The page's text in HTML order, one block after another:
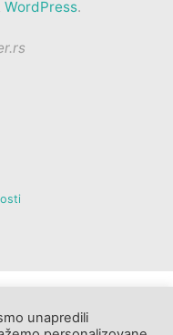
WordPress.
unapredili